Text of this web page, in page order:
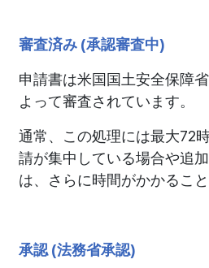
審査済み (承認審査中)
申請書は米国国土安全保障
よって審査されています。
通常、この処理には最大72
請が集中している場合や追
は、さらに時間がかかること
承認 (法務省承認)